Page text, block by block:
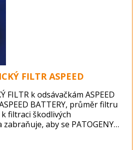
FILTR ASPEED
FILTR k odsávačkám ASPEED
BATTERY, průměr filtru
filtraci škodlivých
aby se PATOGENY
Mikrobiologický filtr je
infekčním pacientovi a